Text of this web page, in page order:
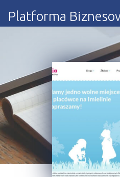
Platforma